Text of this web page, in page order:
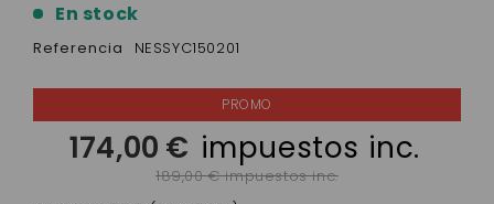
En stock
Referencia NESSYC150201
174,00 € impuestos inc.
189,00 € impuestos inc.